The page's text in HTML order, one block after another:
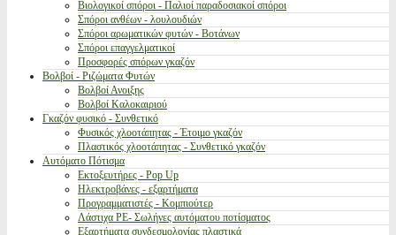
Βιολογικοί σπόροι - Παλιοί παραδοσιακοί σπόροι
Σπόροι ανθέων - λουλουδιών
Σπόροι αρωματικών φυτών - Βοτάνων
Σπόροι επαγγελματικοί
Προσφορές σπόρων γκαζόν
Βολβοί - Ριζώματα Φυτών
Βολβοί Ανοιξης
Βολβοί Καλοκαιριού
Γκαζόν φυσικό - Συνθετικό
Φυσικός χλοοτάπητας - Έτοιμο γκαζόν
Πλαστικός χλοοτάπητας - Συνθετικό γκαζόν
Αυτόματο Πότισμα
Εκτοξευτήρες - Pop Up
Ηλεκτροβάνες - εξαρτήματα
Προγραμματιστές - Κομπιούτερ
Λάστιχα PE- Σωλήνες αυτόματου ποτίσματος
Εξαρτήματα συνδεσμολογίας πλαστικά